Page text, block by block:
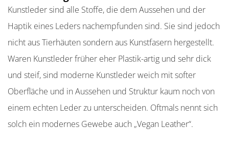
Kunstleder sind alle Stoffe, die dem Aussehen und der
Haptik eines Leders nachempfunden sind. Sie sind jedoch
nicht aus Tierhäuten sondern aus Kunstfasern hergestellt.
Waren Kunstleder früher eher Plastik-artig und sehr dick
und steif, sind moderne Kunstleder weich mit softer
Oberfläche und in Aussehen und Struktur kaum noch von
einem echten Leder zu unterscheiden. Oftmals nennt sich
solch ein modernes Gewebe auch „Vegan Leather“.